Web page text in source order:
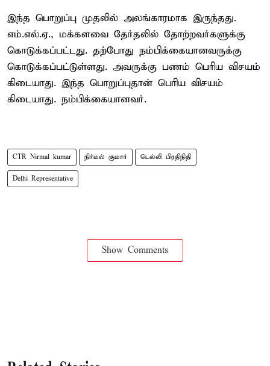
இந்த பொறுப்பு முதலில் அலங்காரமாக இருந்தது.
எம்.எல்.ஏ., மக்களவை தேர்தலில் தோற்றவர்களுக்கு
கொடுக்கப்பட்டது. தற்போது நம்பிக்கையானவருக்கு
கொடுக்கப்பட்டுள்ளது. அவருக்கு பணம் பெரிய விசயம்
கிடையாது. இந்த பொறுப்புதான் பெரிய விசயம்
கிடையாது. நம்பிக்கையானவர்.
CTR Nirmal kumar நிர்மல் குமார் டெல்லி பிரதிநிதி
Delhi Representative
Show Comments